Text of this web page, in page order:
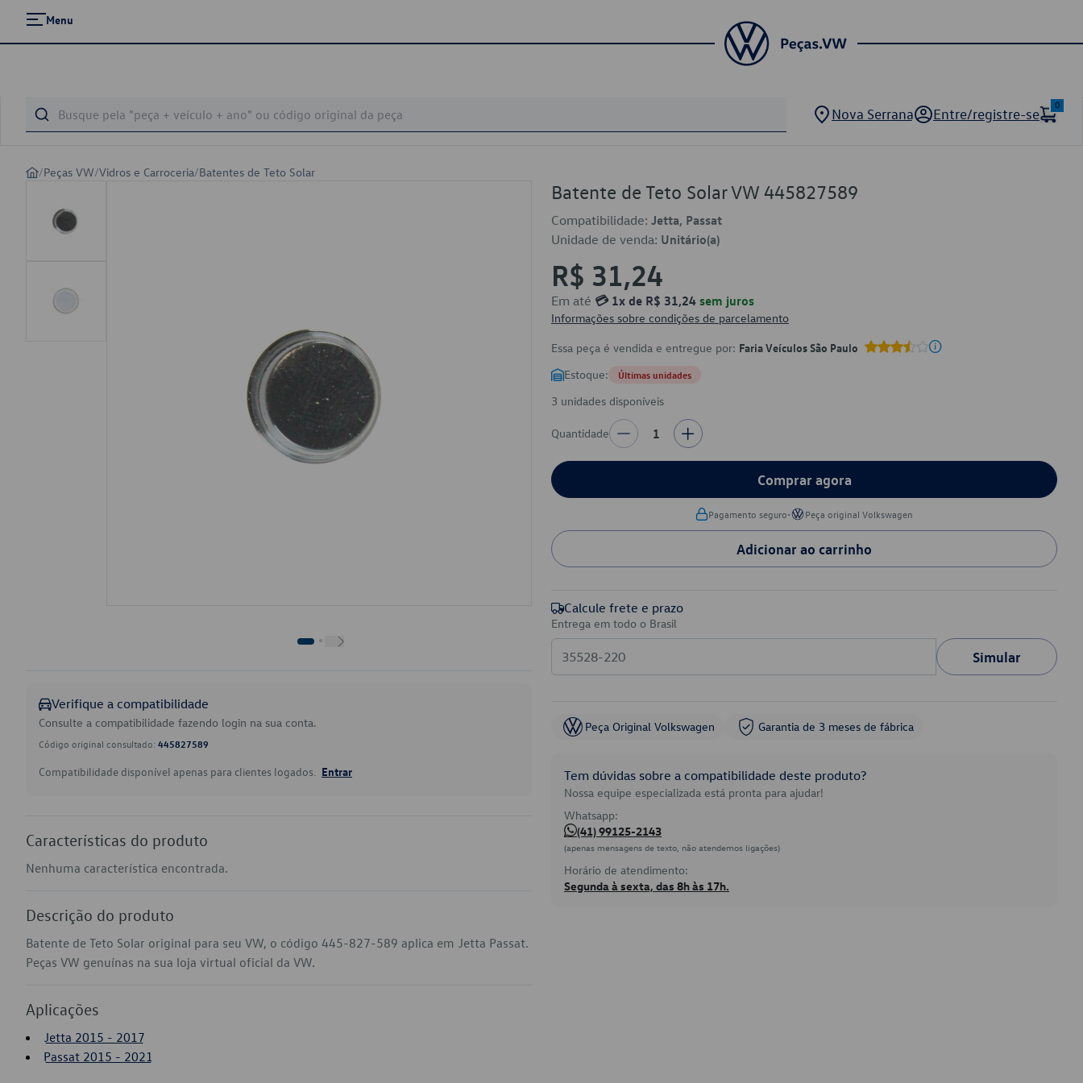
Menu
Nova Serrana Entre/registre-se
0
/Peças VW/Vidros e Carroceria/Batentes de Teto Solar
Verifique a compatibilidade
Consulte a compatibilidade fazendo login na sua conta.
Código original consultado: 445827589
Compatibilidade disponível apenas para clientes logados. Entrar
Características do produto
Nenhuma característica encontrada.
Descrição do produto
Batente de Teto Solar original para seu VW, o código 445-827-589 aplica em Jetta Passat.
Peças VW genuínas na sua loja virtual oficial da VW.
Aplicações
Jetta 2015 - 2017
Passat 2015 - 2021
Batente de Teto Solar VW 445827589
Compatibilidade: Jetta, Passat
Unidade de venda: Unitário(a)
R$ 31,24
Em até 💳 1x de R$ 31,24 sem juros
Informações sobre condições de parcelamento
Essa peça é vendida e entregue por: Faria Veículos São Paulo
Estoque: Últimas unidades
3 unidades disponíveis
Quantidade 1
Comprar agora
Pagamento seguro• Peça original Volkswagen
Adicionar ao carrinho
Calcule frete e prazo
Entrega em todo o Brasil
Simular
Peça Original Volkswagen Garantia de 3 meses de fábrica
Tem dúvidas sobre a compatibilidade deste produto?
Nossa equipe especializada está pronta para ajudar!
Whatsapp:
(41) 99125-2143
(apenas mensagens de texto, não atendemos ligações)
Horário de atendimento:
Segunda à sexta, das 8h às 17h.